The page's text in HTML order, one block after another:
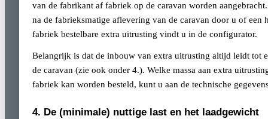
van de fabrikant af fabriek op de caravan worden
na de fabrieksmatige aflevering van de caravan door u of
fabriek bestelbare extra uitrusting vindt u in de configurator.
Belangrijk is dat de inbouw van extra uitrusting altijd leidt tot
de caravan (zie ook onder 4.). Welke massa aan extra
fabriek kan worden besteld, kunt u aan de technische
4. De (minimale) nuttige last en het laadgewicht